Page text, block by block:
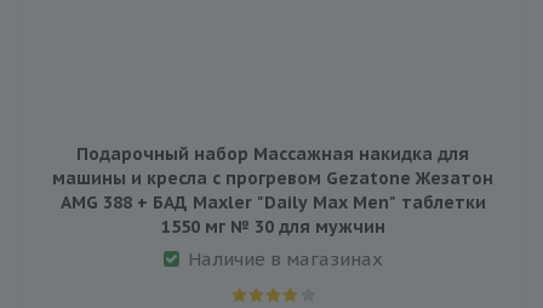
Подарочный набор Массажная накидка для
машины и кресла с прогревом Gezatone Жезатон
AMG 388 + БАД Maxler "Daily Max Men" таблетки
1550 мг № 30 для мужчин
Наличие в магазинах